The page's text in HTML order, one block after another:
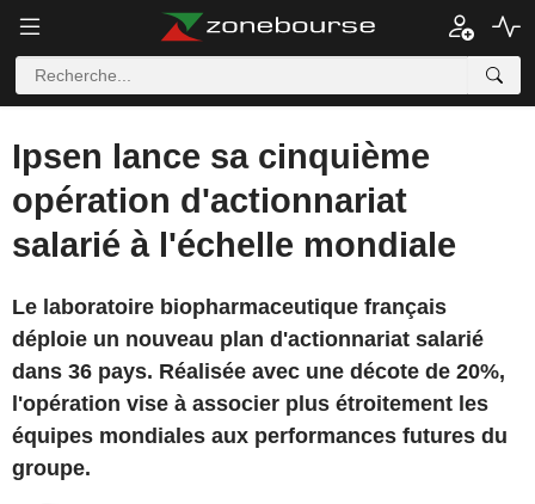
Ipsen lance sa cinquième
opération d'actionnariat
salarié à l'échelle mondiale
Le laboratoire biopharmaceutique français
déploie un nouveau plan d'actionnariat salarié
dans 36 pays. Réalisée avec une décote de 20%,
l'opération vise à associer plus étroitement les
équipes mondiales aux performances futures du
groupe.